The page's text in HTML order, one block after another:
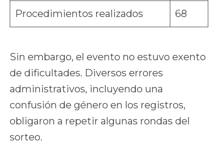
Procedimientos realizados 68
Sin embargo, el evento no estuvo exento
de dificultades. Diversos errores
administrativos, incluyendo una
confusión de género en los registros,
obligaron a repetir algunas rondas del
sorteo.